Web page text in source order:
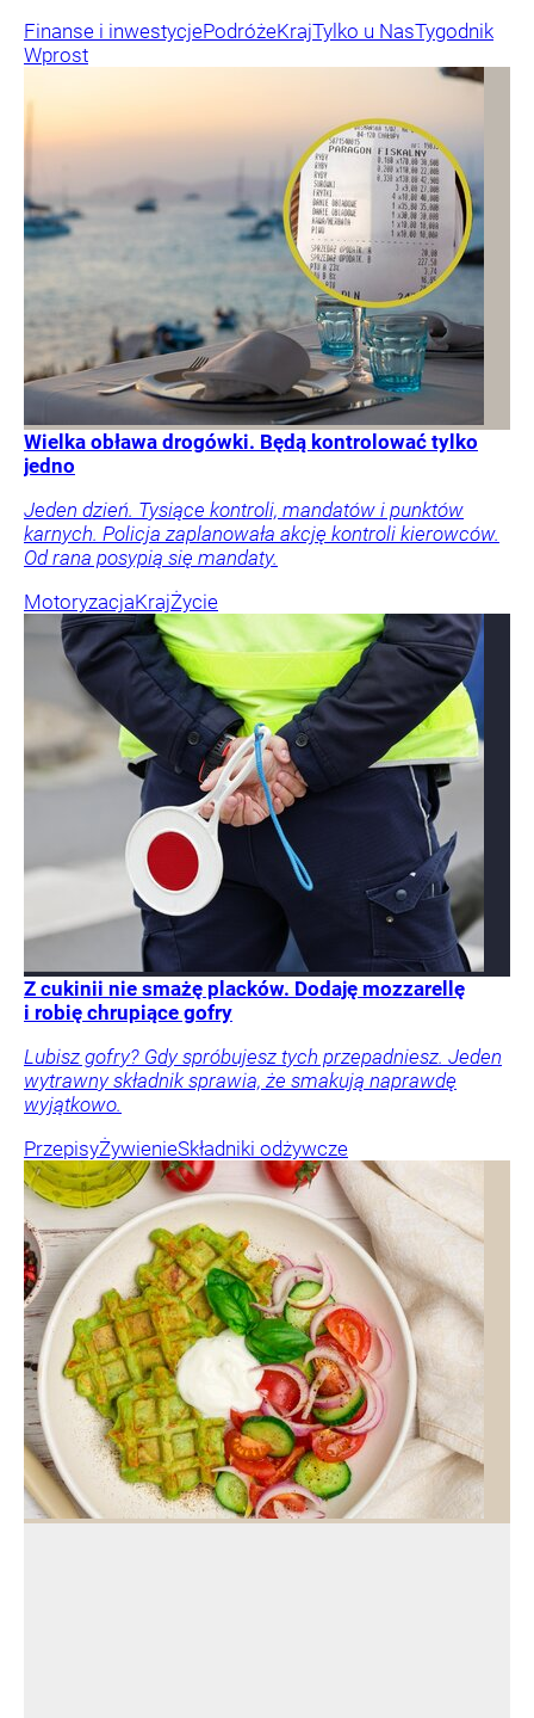
Finanse i inwestycjePodróżeKrajTylko u NasTygodnik
Wprost
Wielka obława drogówki. Będą kontrolować tylko
jedno
Jeden dzień. Tysiące kontroli, mandatów i punktów
karnych. Policja zaplanowała akcję kontroli kierowców.
Od rana posypią się mandaty.
MotoryzacjaKrajŻycie
Z cukinii nie smażę placków. Dodaję mozzarellę
i robię chrupiące gofry
Lubisz gofry? Gdy spróbujesz tych przepadniesz. Jeden
wytrawny składnik sprawia, że smakują naprawdę
wyjątkowo.
PrzepisyŻywienieSkładniki odżywcze